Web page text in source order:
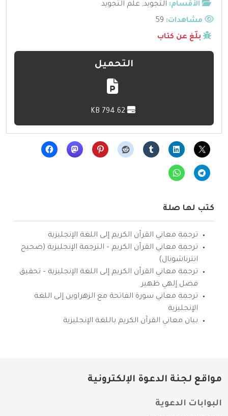
الأقسام: التجويد, علم التجويد
مشاهدات:
بلّغ عن كتاب
التحميل
كتب لها صلة
ترجمة معاني القرآن الكريم إلى اللغة الإنجليزية
ترجمة معاني القرآن الكريم – الترجمة الإنجليزية (صحيح
انترناشونال)
ترجمة معاني القرآن الكريم إلى اللغة الإنجليزية – تحقيق
فضل إلهي ظهير
ترجمة معاني سورة الفاتحة مع الزهراوين إلى اللغة
الإنجليزية
بيان معاني القرآن الكريم باللغة الإنجليزية
مواقع لجنة الدعوة الإلكترونية
البوابات الدعوية